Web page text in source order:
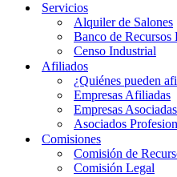
Servicios
Alquiler de Salones
Banco de Recursos
Censo Industrial
Afiliados
¿Quiénes pueden
Empresas Afiliadas
Empresas Asociadas
Asociados
Comisiones
Comisión de
Comisión Legal